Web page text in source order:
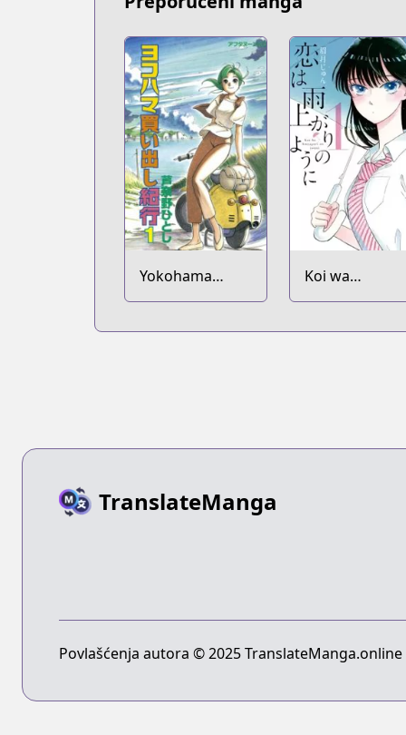
Yokohama
Kaidashi Kikou
Koi wa
Ameagari no
TranslateManga
Povlašćenja autora © 2025